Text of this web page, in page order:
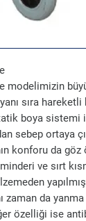
modelimizin
sıra
boya sistemi
sebep ortaya
konforu da göz
ve sırt
zaman da
özelliği ise